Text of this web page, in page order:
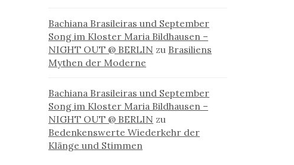
Bachiana Brasileiras und September
Song im Kloster Maria Bildhausen –
NIGHT OUT @ BERLIN zu Brasiliens
Mythen der Moderne
Bachiana Brasileiras und September
Song im Kloster Maria Bildhausen –
NIGHT OUT @ BERLIN zu
Bedenkenswerte Wiederkehr der
Klänge und Stimmen